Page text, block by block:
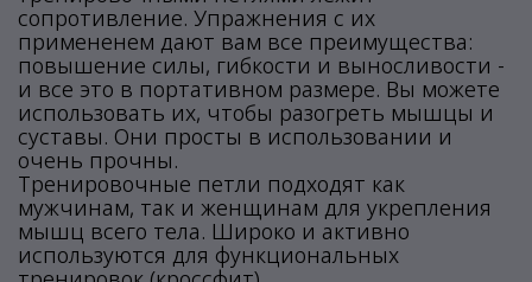
сопротивление. Упражнения с их
примененем дают вам все преимущества:
повышение силы, гибкости и выносливости -
и все это в портативном размере. Вы можете
использовать их, чтобы разогреть мышцы и
суставы. Они просты в использовании и
очень прочны.
Тренировочные петли подходят как
мужчинам, так и женщинам для укрепления
мышц всего тела. Широко и активно
используются для функциональных